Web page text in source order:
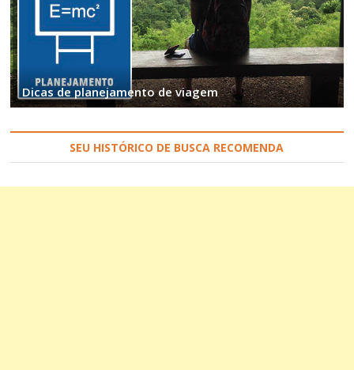
Dicas de planejamento de viagem
SEU HISTÓRICO DE BUSCA RECOMENDA